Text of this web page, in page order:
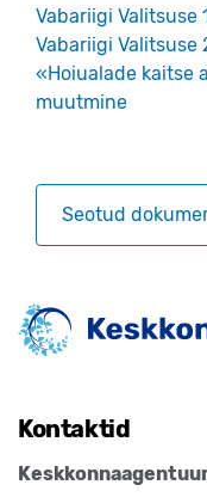
Vabariigi Valitsuse
Vabariigi Valitsuse
«Hoiualade kaitse
muutmine
Seotud
Kontaktid